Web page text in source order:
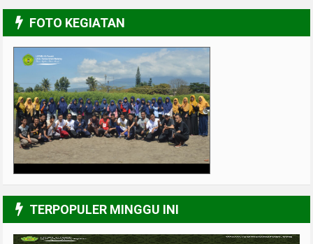
FOTO KEGIATAN
TERPOPULER MINGGU INI